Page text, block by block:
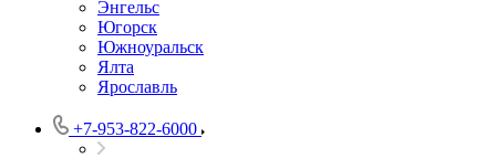
Энгельс
Югорск
Южноуральск
Ялта
Ярославль
+7-953-822-6000